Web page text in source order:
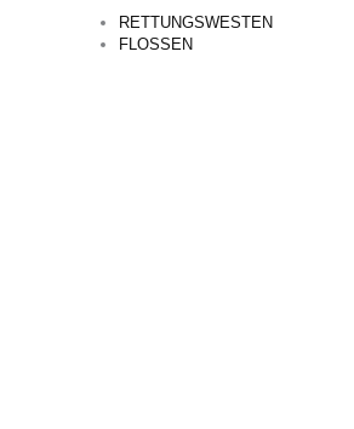
RETTUNGSWESTEN
FLOSSEN